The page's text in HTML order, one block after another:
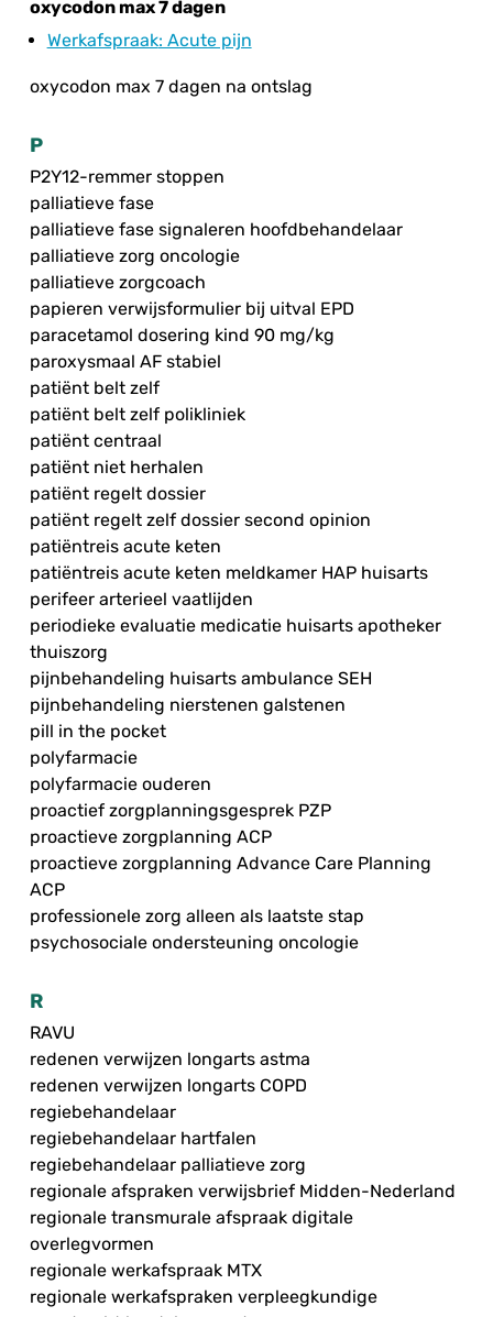
oxycodon max 7 dagen
Werkafspraak: Acute pijn
oxycodon max 7 dagen na ontslag
P
P2Y12-remmer stoppen
palliatieve fase
palliatieve fase signaleren hoofdbehandelaar
palliatieve zorg oncologie
palliatieve zorgcoach
papieren verwijsformulier bij uitval EPD
paracetamol dosering kind 90 mg/kg
paroxysmaal AF stabiel
patiënt belt zelf
patiënt belt zelf polikliniek
patiënt centraal
patiënt niet herhalen
patiënt regelt dossier
patiënt regelt zelf dossier second opinion
patiëntreis acute keten
patiëntreis acute keten meldkamer HAP huisarts
perifeer arterieel vaatlijden
periodieke evaluatie medicatie huisarts apotheker
thuiszorg
pijnbehandeling huisarts ambulance SEH
pijnbehandeling nierstenen galstenen
pill in the pocket
polyfarmacie
polyfarmacie ouderen
proactief zorgplanningsgesprek PZP
proactieve zorgplanning ACP
proactieve zorgplanning Advance Care Planning
ACP
professionele zorg alleen als laatste stap
psychosociale ondersteuning oncologie
R
RAVU
redenen verwijzen longarts astma
redenen verwijzen longarts COPD
regiebehandelaar
regiebehandelaar hartfalen
regiebehandelaar palliatieve zorg
regionale afspraken verwijsbrief Midden-Nederland
regionale transmurale afspraak digitale
overlegvormen
regionale werkafspraak MTX
regionale werkafspraken verpleegkundige